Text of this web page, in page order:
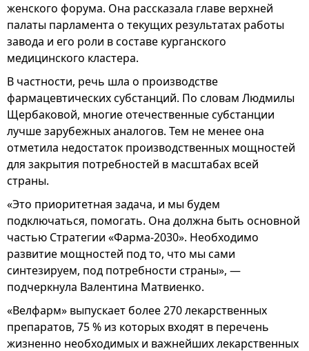
женского форума. Она рассказала главе верхней
палаты парламента о текущих результатах работы
завода и его роли в составе курганского
медицинского кластера.
В частности, речь шла о производстве
фармацевтических субстанций. По словам Людмилы
Щербаковой, многие отечественные субстанции
лучше зарубежных аналогов. Тем не менее она
отметила недостаток производственных мощностей
для закрытия потребностей в масштабах всей
страны.
«Это приоритетная задача, и мы будем
подключаться, помогать. Она должна быть основной
частью Стратегии «Фарма-2030». Необходимо
развитие мощностей под то, что мы сами
синтезируем, под потребности страны», —
подчеркнула Валентина Матвиенко.
«Велфарм» выпускает более 270 лекарственных
препаратов, 75 % из которых входят в перечень
жизненно необходимых и важнейших лекарственных